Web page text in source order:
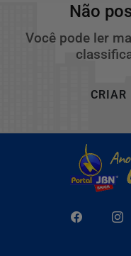
Não
Você pode ler
CRIAR